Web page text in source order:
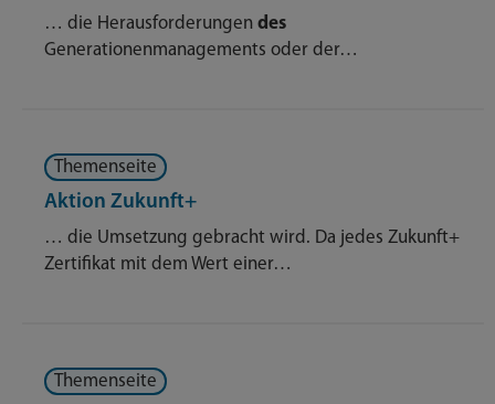
… die Herausforderungen des
Generationenmanagements oder der…
Themenseite
Aktion Zukunft+
… die Umsetzung gebracht wird. Da jedes Zukunft+
Zertifikat mit dem Wert einer…
Themenseite